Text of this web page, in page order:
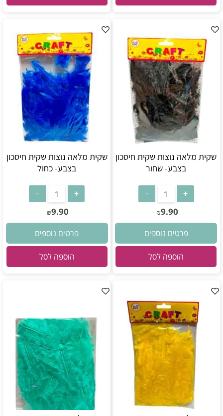
שקית מלאה נוצות שקית חיסכון
בצבע- שחור
₪9.90
פרטים נוספים
הוספה לסל
שקית מלאה נוצות שקית חיסכון
בצבע- כחול
₪9.90
פרטים נוספים
הוספה לסל